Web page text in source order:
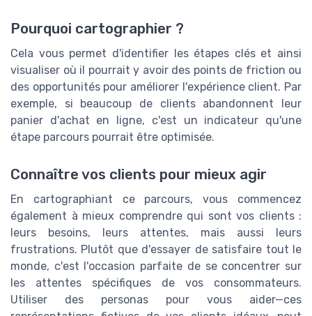
Pourquoi cartographier ?
Cela vous permet d'identifier les étapes clés et ainsi
visualiser où il pourrait y avoir des points de friction ou
des opportunités pour améliorer l'expérience client. Par
exemple, si beaucoup de clients abandonnent leur
panier d'achat en ligne, c'est un indicateur qu'une
étape parcours pourrait être optimisée.
Connaître vos clients pour mieux agir
En cartographiant ce parcours, vous commencez
également à mieux comprendre qui sont vos clients :
leurs besoins, leurs attentes, mais aussi leurs
frustrations. Plutôt que d'essayer de satisfaire tout le
monde, c'est l'occasion parfaite de se concentrer sur
les attentes spécifiques de vos consommateurs.
Utiliser des personas pour vous aider—ces